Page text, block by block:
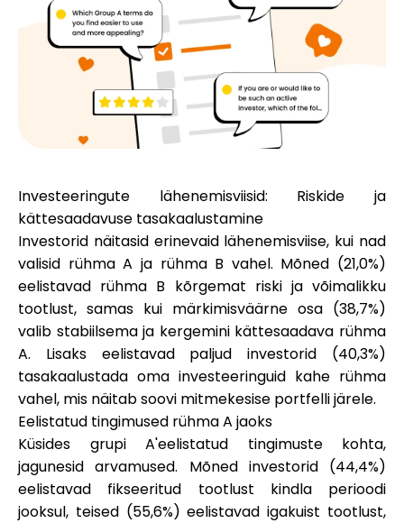
Voorude ajalugu
Blogi
Võta meiega ühendust
Abi
Minu konto
Hankige rahastust
Investeeringute lähenemisviisid: Riskide ja
kättesaadavuse tasakaalustamine
Investorid näitasid erinevaid lähenemisviise, kui nad
valisid rühma A ja rühma B vahel. Mõned (21,0%)
eelistavad rühma B kõrgemat riski ja võimalikku
tootlust, samas kui märkimisväärne osa (38,7%)
valib stabiilsema ja kergemini kättesaadava rühma
A. Lisaks eelistavad paljud investorid (40,3%)
tasakaalustada oma investeeringuid kahe rühma
vahel, mis näitab soovi mitmekesise portfelli järele.
Eelistatud tingimused rühma A jaoks
Küsides grupi A'eelistatud tingimuste kohta,
jagunesid arvamused. Mõned investorid (44,4%)
eelistavad fikseeritud tootlust kindla perioodi
jooksul, teised (55,6%) eelistavad igakuist tootlust,